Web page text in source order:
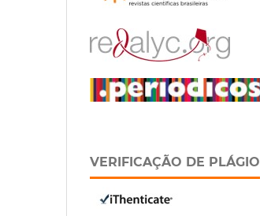
VERIFICAÇÃO DE PLÁGIO